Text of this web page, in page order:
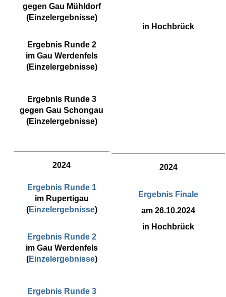
gegen Gau Mühldorf
(Einzelergebnisse)
Ergebnis Runde 2
im Gau Werdenfels
(Einzelergebnisse)
Ergebnis Runde 3
gegen Gau Schongau
(Einzelergebnisse)
2024
Ergebnis Runde 1
im Rupertigau
(Einzelergebnisse)
Ergebnis Runde 2
im Gau Werdenfels
(Einzelergebnisse)
Ergebnis Runde 3
in Hochbrück
2024
Ergebnis Finale
am 26.10.2024
in Hochbrück